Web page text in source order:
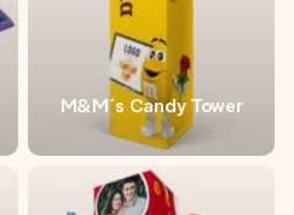
M&M´s Candy Tower